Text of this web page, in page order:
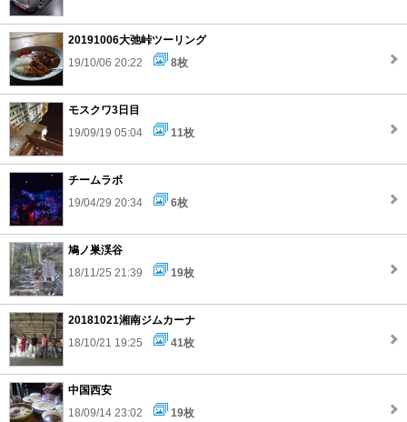
20191006大弛峠ツーリング
19/10/06 20:22
8枚
モスクワ3日目
19/09/19 05:04
11枚
チームラボ
19/04/29 20:34
6枚
鳩ノ巣渓谷
18/11/25 21:39
19枚
20181021湘南ジムカーナ
18/10/21 19:25
41枚
中国西安
18/09/14 23:02
19枚